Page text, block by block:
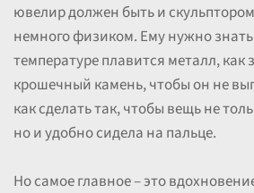
ювелир должен быть и
немного физиком. Ему нужно
температуре плавится металл, как
крошечный камень, чтобы он не
как сделать так, чтобы вещь не
но и удобно сидела на пальце.
Но самое главное – это